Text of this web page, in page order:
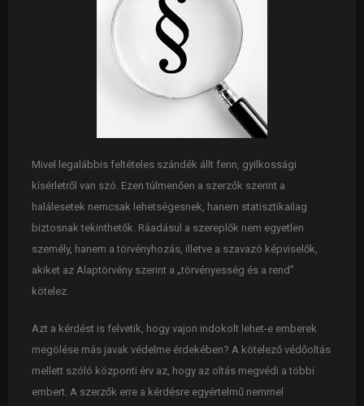
Mivel legalábbis feltételes szándék állt fenn, gyilkossági
kísérletről van szó. Ezen túlmenően a szerzők szerint a
halálesetek nemcsak lehetségesnek, hanem statisztikailag
biztosnak tekinthetők. Ráadásul a szereplők nem egyetlen
személy, hanem a törvényhozás, illetve a szavazó képviselők,
akiket az Alaptörvény szerint a „törvényesség és a rend”
kötelez.
Azt a kérdést is felvetik, hogy vajon indokolt lehet-e emberek
megölése más javak védelme érdekében? A kötelező védőoltás
mellett szóló központi érv az, hogy az oltás megvédi a többi
embert. A szerzők erre a kérdésre egyértelmű nemmel